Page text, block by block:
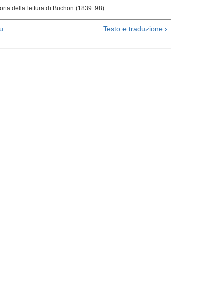
della lettura di Buchon (1839: 98).
Testo e traduzione ›